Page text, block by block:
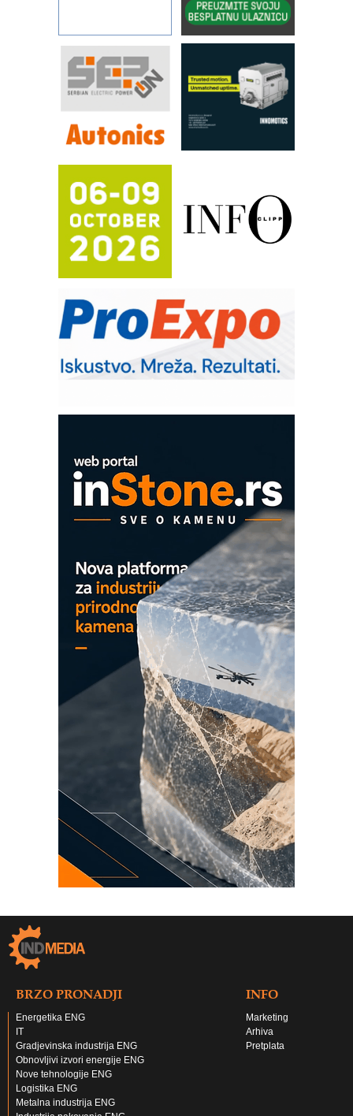
BRZO PRONADJI
Energetika ENG
IT
Gradjevinska industrija ENG
Obnovljivi izvori energije ENG
Nove tehnologije ENG
Logistika ENG
Metalna industrija ENG
INFO
Marketing
Arhiva
Pretplata